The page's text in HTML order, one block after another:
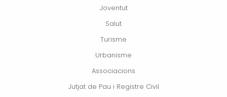
Joventut
Salut
Turisme
Urbanisme
Associacions
Jutjat de Pau i Registre Civil